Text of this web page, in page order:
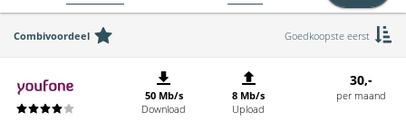
Combivoordeel Goedkoopste eerst
50 Mb/s
Download
8 Mb/s
Upload
30,-
per maand